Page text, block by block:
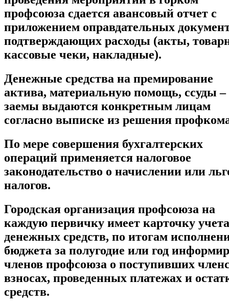
профсоюза сдается авансовый отчет с
приложением оправдательных
подтверждающих расходы (акты,
кассовые чеки, накладные).
Денежные средства на премирование
актива, материальную помощь, ссуды –
заемы выдаются конкретным лицам
согласно выписке из решения
По мере совершения бухгалтерских
операций применяется налоговое
законодательство о начислении или
налогов.
Городская организация профсоюза на
каждую первичку имеет карточку учета
денежных средств, по итогам
бюджета за полугодие или год
членов профсоюза о поступивших
взносах, проведенных платежах и
средств.